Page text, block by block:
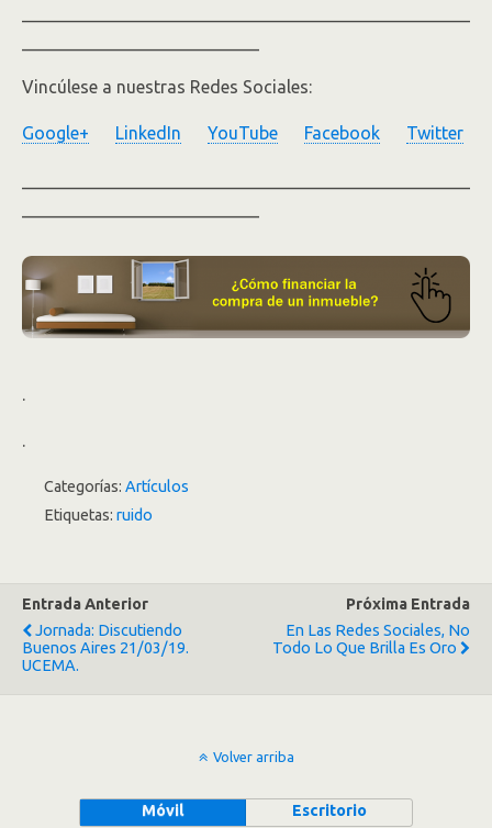
Vincúlese a nuestras Redes Sociales:
Google+ LinkedIn YouTube Facebook Twitter
.
.
Categorías: Artículos
Etiquetas: ruido
Entrada Anterior
Jornada: Discutiendo
Buenos Aires 21/03/19.
UCEMA.
Próxima Entrada
En Las Redes Sociales, No
Todo Lo Que Brilla Es Oro
Volver arriba
Móvil Escritorio